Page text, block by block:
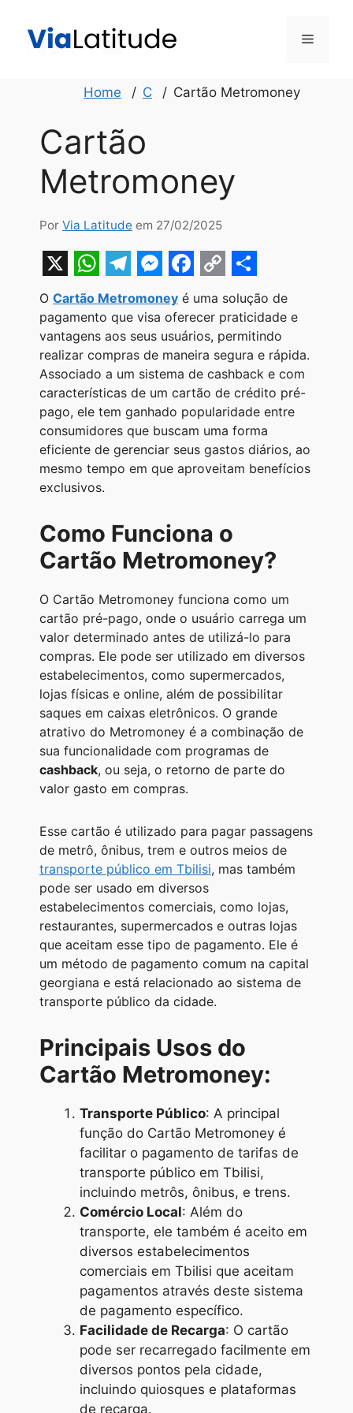
Menu
Home C Cartão Metromoney
Cartão
Metromoney
Por Via Latitude em 27/02/2025
X W
h
a
t
s
A
p
p
T
e
l
e
g
r
a
m
M
e
s
s
e
n
g
e
F
a
c
e
b
o
o
k
C
o
p
y
L
i
n
k
S
h
a
r
e
O Cartão Metromoney é uma solução de
pagamento que visa oferecer praticidade e
vantagens aos seus usuários, permitindo
realizar compras de maneira segura e rápida.
Associado a um sistema de cashback e com
características de um cartão de crédito pré-
pago, ele tem ganhado popularidade entre
consumidores que buscam uma forma
eficiente de gerenciar seus gastos diários, ao
mesmo tempo em que aproveitam benefícios
exclusivos.
Como Funciona o
Cartão Metromoney?
O Cartão Metromoney funciona como um
cartão pré-pago, onde o usuário carrega um
valor determinado antes de utilizá-lo para
compras. Ele pode ser utilizado em diversos
estabelecimentos, como supermercados,
lojas físicas e online, além de possibilitar
saques em caixas eletrônicos. O grande
atrativo do Metromoney é a combinação de
sua funcionalidade com programas de
cashback, ou seja, o retorno de parte do
valor gasto em compras.
Esse cartão é utilizado para pagar passagens
de metrô, ônibus, trem e outros meios de
transporte público em Tbilisi, mas também
pode ser usado em diversos
estabelecimentos comerciais, como lojas,
restaurantes, supermercados e outras lojas
que aceitam esse tipo de pagamento. Ele é
um método de pagamento comum na capital
georgiana e está relacionado ao sistema de
transporte público da cidade.
Principais Usos do
Cartão Metromoney:
Transporte Público: A principal
função do Cartão Metromoney é
facilitar o pagamento de tarifas de
transporte público em Tbilisi,
incluindo metrôs, ônibus, e trens.
Comércio Local: Além do
transporte, ele também é aceito em
diversos estabelecimentos
comerciais em Tbilisi que aceitam
pagamentos através deste sistema
de pagamento específico.
Facilidade de Recarga: O cartão
pode ser recarregado facilmente em
diversos pontos pela cidade,
incluindo quiosques e plataformas
de recarga.